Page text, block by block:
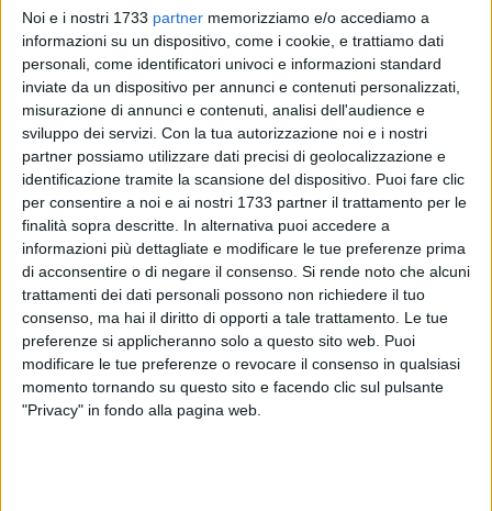
Noi e i nostri 1733 partner memorizziamo e/o accediamo a
informazioni su un dispositivo, come i cookie, e trattiamo dati
personali, come identificatori univoci e informazioni standard
inviate da un dispositivo per annunci e contenuti personalizzati,
misurazione di annunci e contenuti, analisi dell'audience e
sviluppo dei servizi. Con la tua autorizzazione noi e i nostri
partner possiamo utilizzare dati precisi di geolocalizzazione e
identificazione tramite la scansione del dispositivo. Puoi fare clic
per consentire a noi e ai nostri 1733 partner il trattamento per le
finalità sopra descritte. In alternativa puoi accedere a
informazioni più dettagliate e modificare le tue preferenze prima
di acconsentire o di negare il consenso. Si rende noto che alcuni
trattamenti dei dati personali possono non richiedere il tuo
consenso, ma hai il diritto di opporti a tale trattamento. Le tue
preferenze si applicheranno solo a questo sito web. Puoi
modificare le tue preferenze o revocare il consenso in qualsiasi
momento tornando su questo sito e facendo clic sul pulsante
"Privacy" in fondo alla pagina web.
18